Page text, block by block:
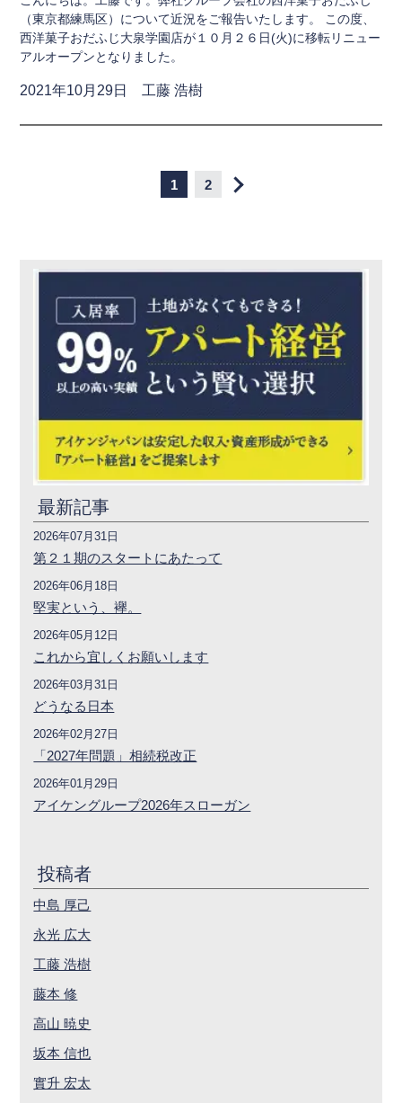
（東京都練馬区）について近況をご報告いたします。 この度、
西洋菓子おだふじ大泉学園店が１０月２６日(火)に移転リニュー
アルオープンとなりました。
2021年10月29日 工藤 浩樹
最新記事
2026年07月31日
第２１期のスタートにあたって
2026年06月18日
堅実という、襷。
2026年05月12日
これから宜しくお願いします
2026年03月31日
どうなる日本
2026年02月27日
「2027年問題」相続税改正
2026年01月29日
アイケングループ2026年スローガン
投稿者
中島 厚己
永光 広大
工藤 浩樹
藤本 修
高山 暁史
坂本 信也
實升 宏太
1 2